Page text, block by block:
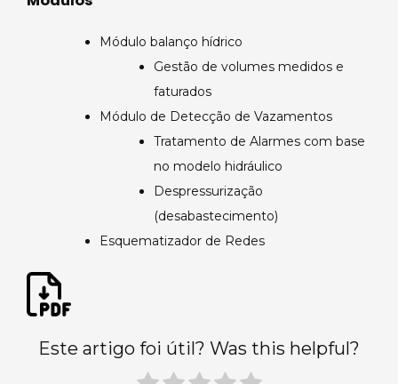
Módulo balanço hídrico
Gestão de volumes medidos e
faturados
Módulo de Detecção de Vazamentos
Tratamento de Alarmes com base
no modelo hidráulico
Despressurização
(desabastecimento)
Esquematizador de Redes
Este artigo foi útil? Was this helpful?